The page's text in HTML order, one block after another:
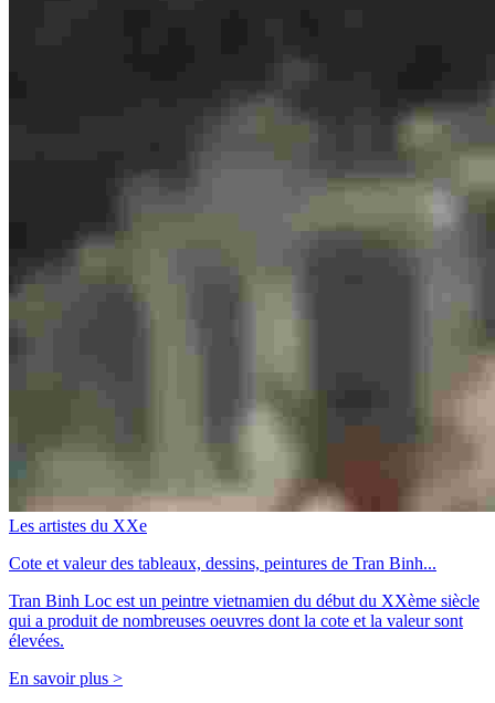
Les artistes du XXe
Cote et valeur des tableaux, dessins, peintures de Tran Binh...
Tran Binh Loc est un peintre vietnamien du début du XXème siècle
qui a produit de nombreuses oeuvres dont la cote et la valeur sont
élevées.
En savoir plus >